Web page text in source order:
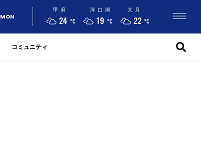
MON
甲府
24 °C
河口湖
19 °C
大月
22 °C
コミュニティ